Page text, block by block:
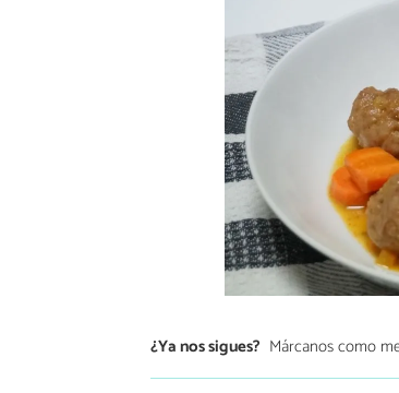
¿Ya nos sigues? Márcanos como